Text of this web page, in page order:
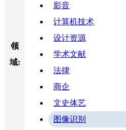
领
域:
影音
计算机技术
设计资源
学术文献
法律
商企
文史体艺
图像识别